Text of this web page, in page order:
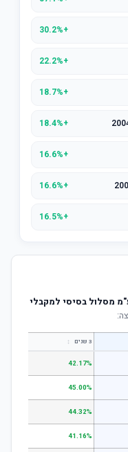
+30.2%
+22.2%
+18.7%
+18.4%
+16.6%
+16.6%
+16.5%
מסלול בסיסי למקבלי
3 שנים ↕
42.17%
45.00%
44.32%
41.16%